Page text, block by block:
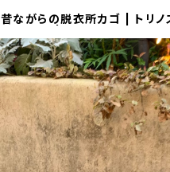
昔ながらの脱衣所カゴ | トリ
ルショップ・古着